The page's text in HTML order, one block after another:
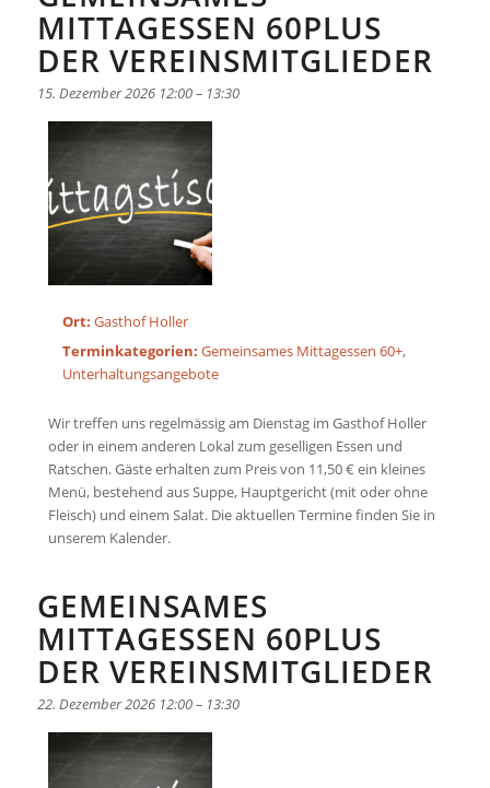
MITTAGESSEN 60PLUS
DER VEREINSMITGLIEDER
15. Dezember 2026 12:00– 13:30
Ort: Gasthof Holler
Terminkategorien: Gemeinsames Mittagessen 60+,
Unterhaltungsangebote
Wir treffen uns regelmässig am Dienstag im Gasthof Holler
oder in einem anderen Lokal zum geselligen Essen und
Ratschen. Gäste erhalten zum Preis von 11,50 € ein kleines
Menü, bestehend aus Suppe, Hauptgericht (mit oder ohne
Fleisch) und einem Salat. Die aktuellen Termine finden Sie in
unserem Kalender.
GEMEINSAMES
MITTAGESSEN 60PLUS
DER VEREINSMITGLIEDER
22. Dezember 2026 12:00– 13:30